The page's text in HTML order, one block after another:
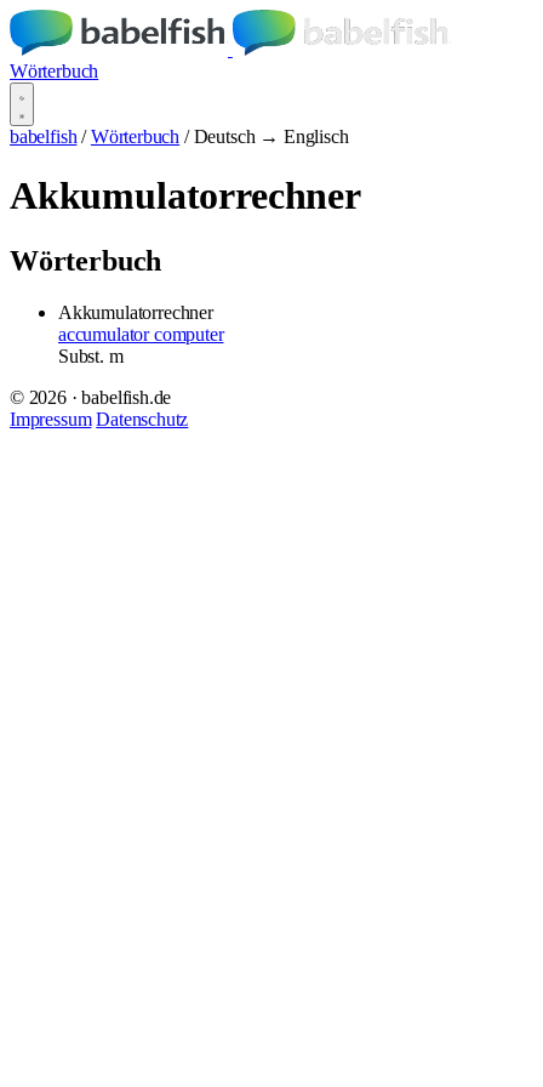
Wörterbuch
babelfish / Wörterbuch / Deutsch → Englisch
Akkumulatorrechner
Wörterbuch
Akkumulatorrechner
accumulator computer
Subst. m
© 2026 · babelfish.de
Impressum Datenschutz